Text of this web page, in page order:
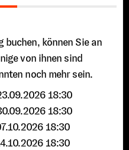
buchen, können Sie an
von ihnen sind
noch mehr sein.
18:30
18:30
18:30
18:30